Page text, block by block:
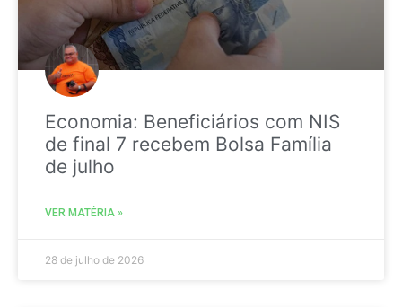
Economia: Beneficiários com NIS
de final 7 recebem Bolsa Família
de julho
VER MATÉRIA »
28 de julho de 2026